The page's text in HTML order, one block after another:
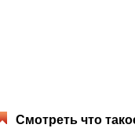
Смотреть что